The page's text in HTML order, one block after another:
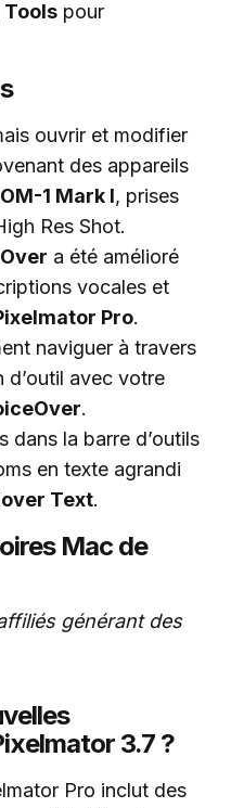
pour
ouvrir et modifier
des appareils
1 Mark I, prises
Res Shot.
a été amélioré
vocales et
Pro.
naviguer à travers
d’outil avec votre
.
dans la barre d’outils
en texte agrandi
Text.
Mac de
générant des
3.7 ?
Pro inclut des